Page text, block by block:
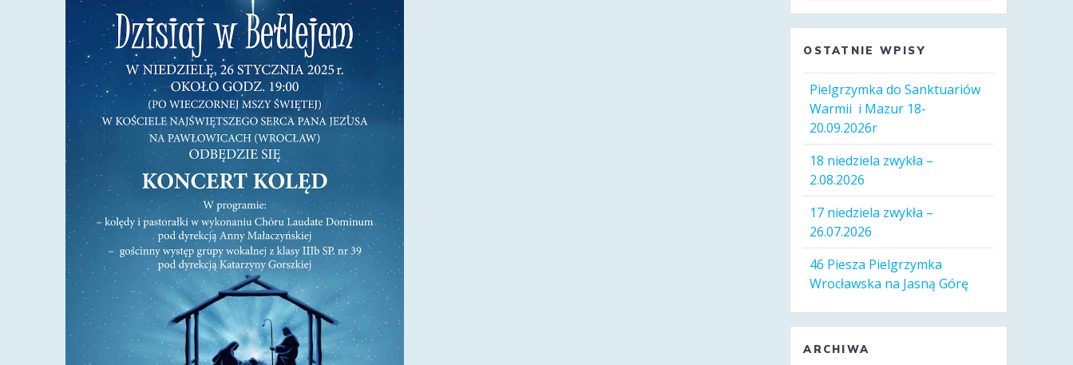
OSTATNIE WPISY
Pielgrzymka do Sanktuariów
Warmii i Mazur 18-
20.09.2026r
18 niedziela zwykła –
2.08.2026
17 niedziela zwykła –
26.07.2026
46 Piesza Pielgrzymka
Wrocławska na Jasną Górę
ARCHIWA